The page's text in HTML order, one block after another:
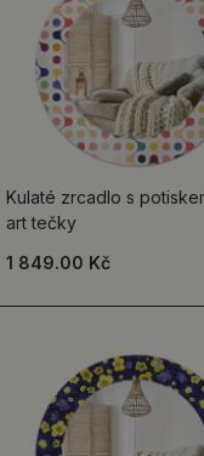
Kulaté zrcadlo s
art tečky
1 849.00 Kč